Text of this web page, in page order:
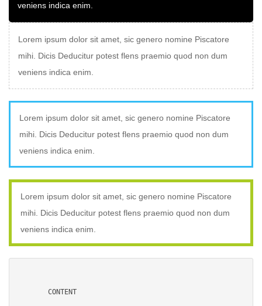
veniens indica enim.
Lorem ipsum dolor sit amet, sic genero nomine Piscatore
mihi. Dicis Deducitur potest flens praemio quod non dum
veniens indica enim.
Lorem ipsum dolor sit amet, sic genero nomine Piscatore
mihi. Dicis Deducitur potest flens praemio quod non dum
veniens indica enim.
Lorem ipsum dolor sit amet, sic genero nomine Piscatore
mihi. Dicis Deducitur potest flens praemio quod non dum
veniens indica enim.
        CONTENT